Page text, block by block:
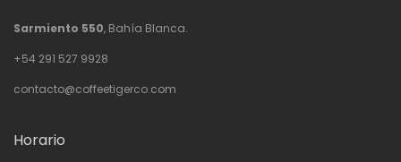
Sarmiento 550, Bahía Blanca.
+54 291 527 9928
contacto@coffeetigerco.com
Horario